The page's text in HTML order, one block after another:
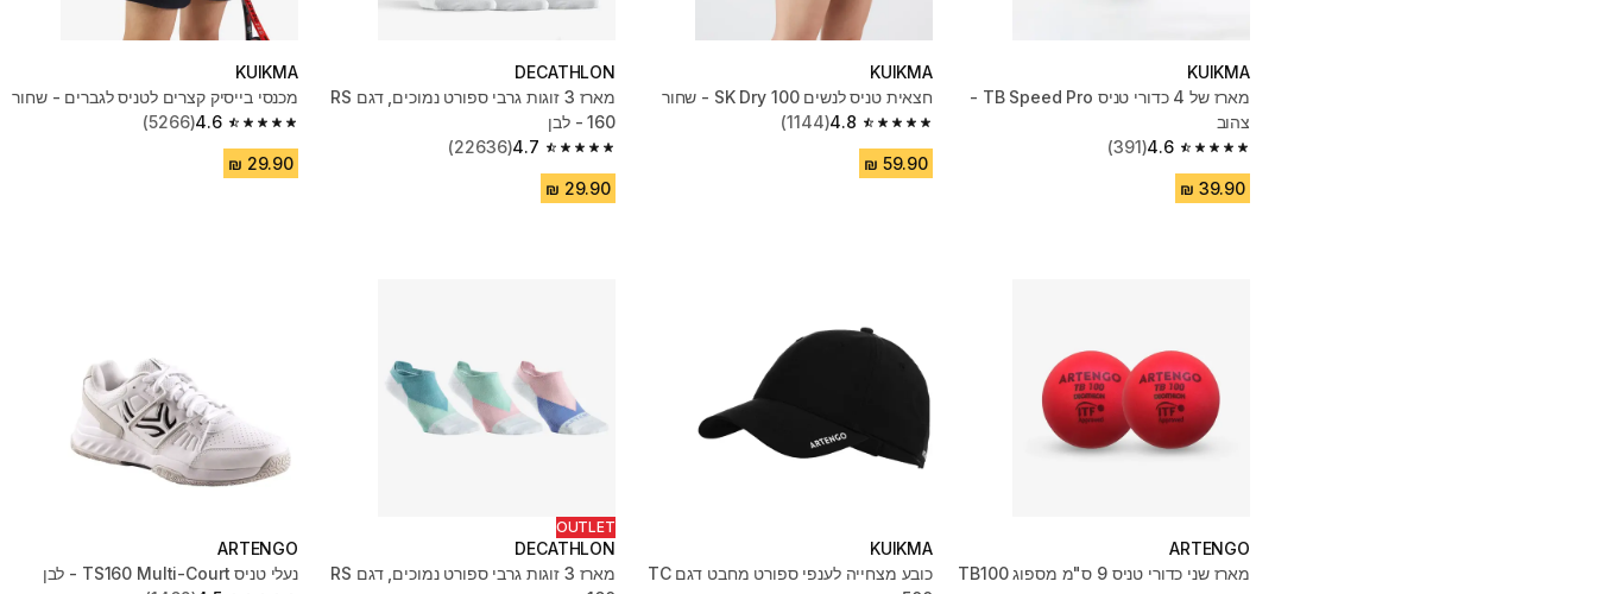
KUIKMA
מארז של 4 כדורי טניס TB Speed Pro -
צהוב
4.6
4.6 out of 5 stars from 391 reviews
(391)
KUIKMA
חצאית טניס לנשים SK Dry 100 - שחור
4.8
4.8 out of 5 stars from 1144 reviews
(1144)
DECATHLON
מארז 3 זוגות גרבי ספורט נמוכים, דגם RS
160 - לבן
4.7
4.7 out of 5 stars from 22636 reviews
(22636)
KUIKMA
מכנסי בייסיק קצרים לטניס לגברים - שחור
4.6
4.6 out of 5 stars from 5266 reviews
(5266)
ARTENGO
מארז שני כדורי טניס 9 ס"מ מספוג TB100
KUIKMA
כובע מצחייה לענפי ספורט מחבט דגם TC
OUTLET
DECATHLON
מארז 3 זוגות גרבי ספורט נמוכים, דגם RS
ARTENGO
נעלי טניס TS160 Multi-Court - לבן